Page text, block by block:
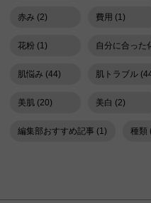
赤み (2) 費用 (1)
花粉 (1) 自分に合った
肌悩み (44) 肌トラブル
美肌 (20) 美白 (2)
編集部おすすめ記事 (1) 種類